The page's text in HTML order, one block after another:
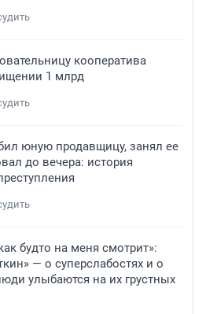
кооператива
1 млрд
юную продавщицу, занял ее
до вечера: история
будто на меня смотрит»:
— о суперслабостях и о
улыбаются на их грустных